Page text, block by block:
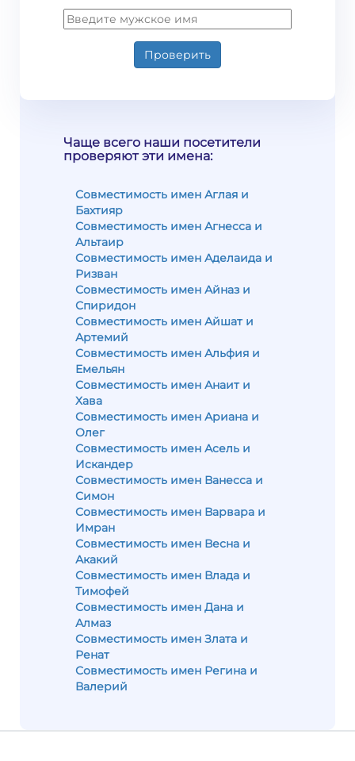
Проверить
Чаще всего наши посетители
проверяют эти имена:
Совместимость имен Аглая и
Бахтияр
Совместимость имен Агнесса и
Альтаир
Совместимость имен Аделаида и
Ризван
Совместимость имен Айназ и
Спиридон
Совместимость имен Айшат и
Артемий
Совместимость имен Альфия и
Емельян
Совместимость имен Анаит и
Хава
Совместимость имен Ариана и
Олег
Совместимость имен Асель и
Искандер
Совместимость имен Ванесса и
Симон
Совместимость имен Варвара и
Имран
Совместимость имен Весна и
Акакий
Совместимость имен Влада и
Тимофей
Совместимость имен Дана и
Алмаз
Совместимость имен Злата и
Ренат
Совместимость имен Регина и
Валерий